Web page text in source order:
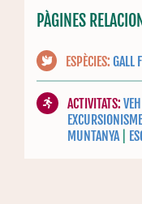
PÀGINES
ESPÈCIES: GALL
ACTIVITATS:
MUNTANYA